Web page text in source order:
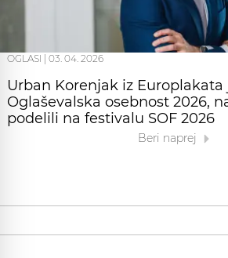
OGLASI 03. 04. 2026
Urban Korenjak iz Europlakata
Oglaševalska osebnost 2026,
podelili na festivalu SOF 2026
Beri naprej